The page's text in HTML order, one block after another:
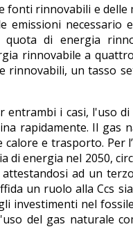
fonti rinnovabili e delle
emissioni necessario
di energia
rinnovabile a
rinnovabili, un tasso
i casi, l'uso
rapidamente. Il gas
e trasporto. Per
di energia nel 2050,
ad un
un ruolo alla Ccs
investimenti nel
del gas naturale